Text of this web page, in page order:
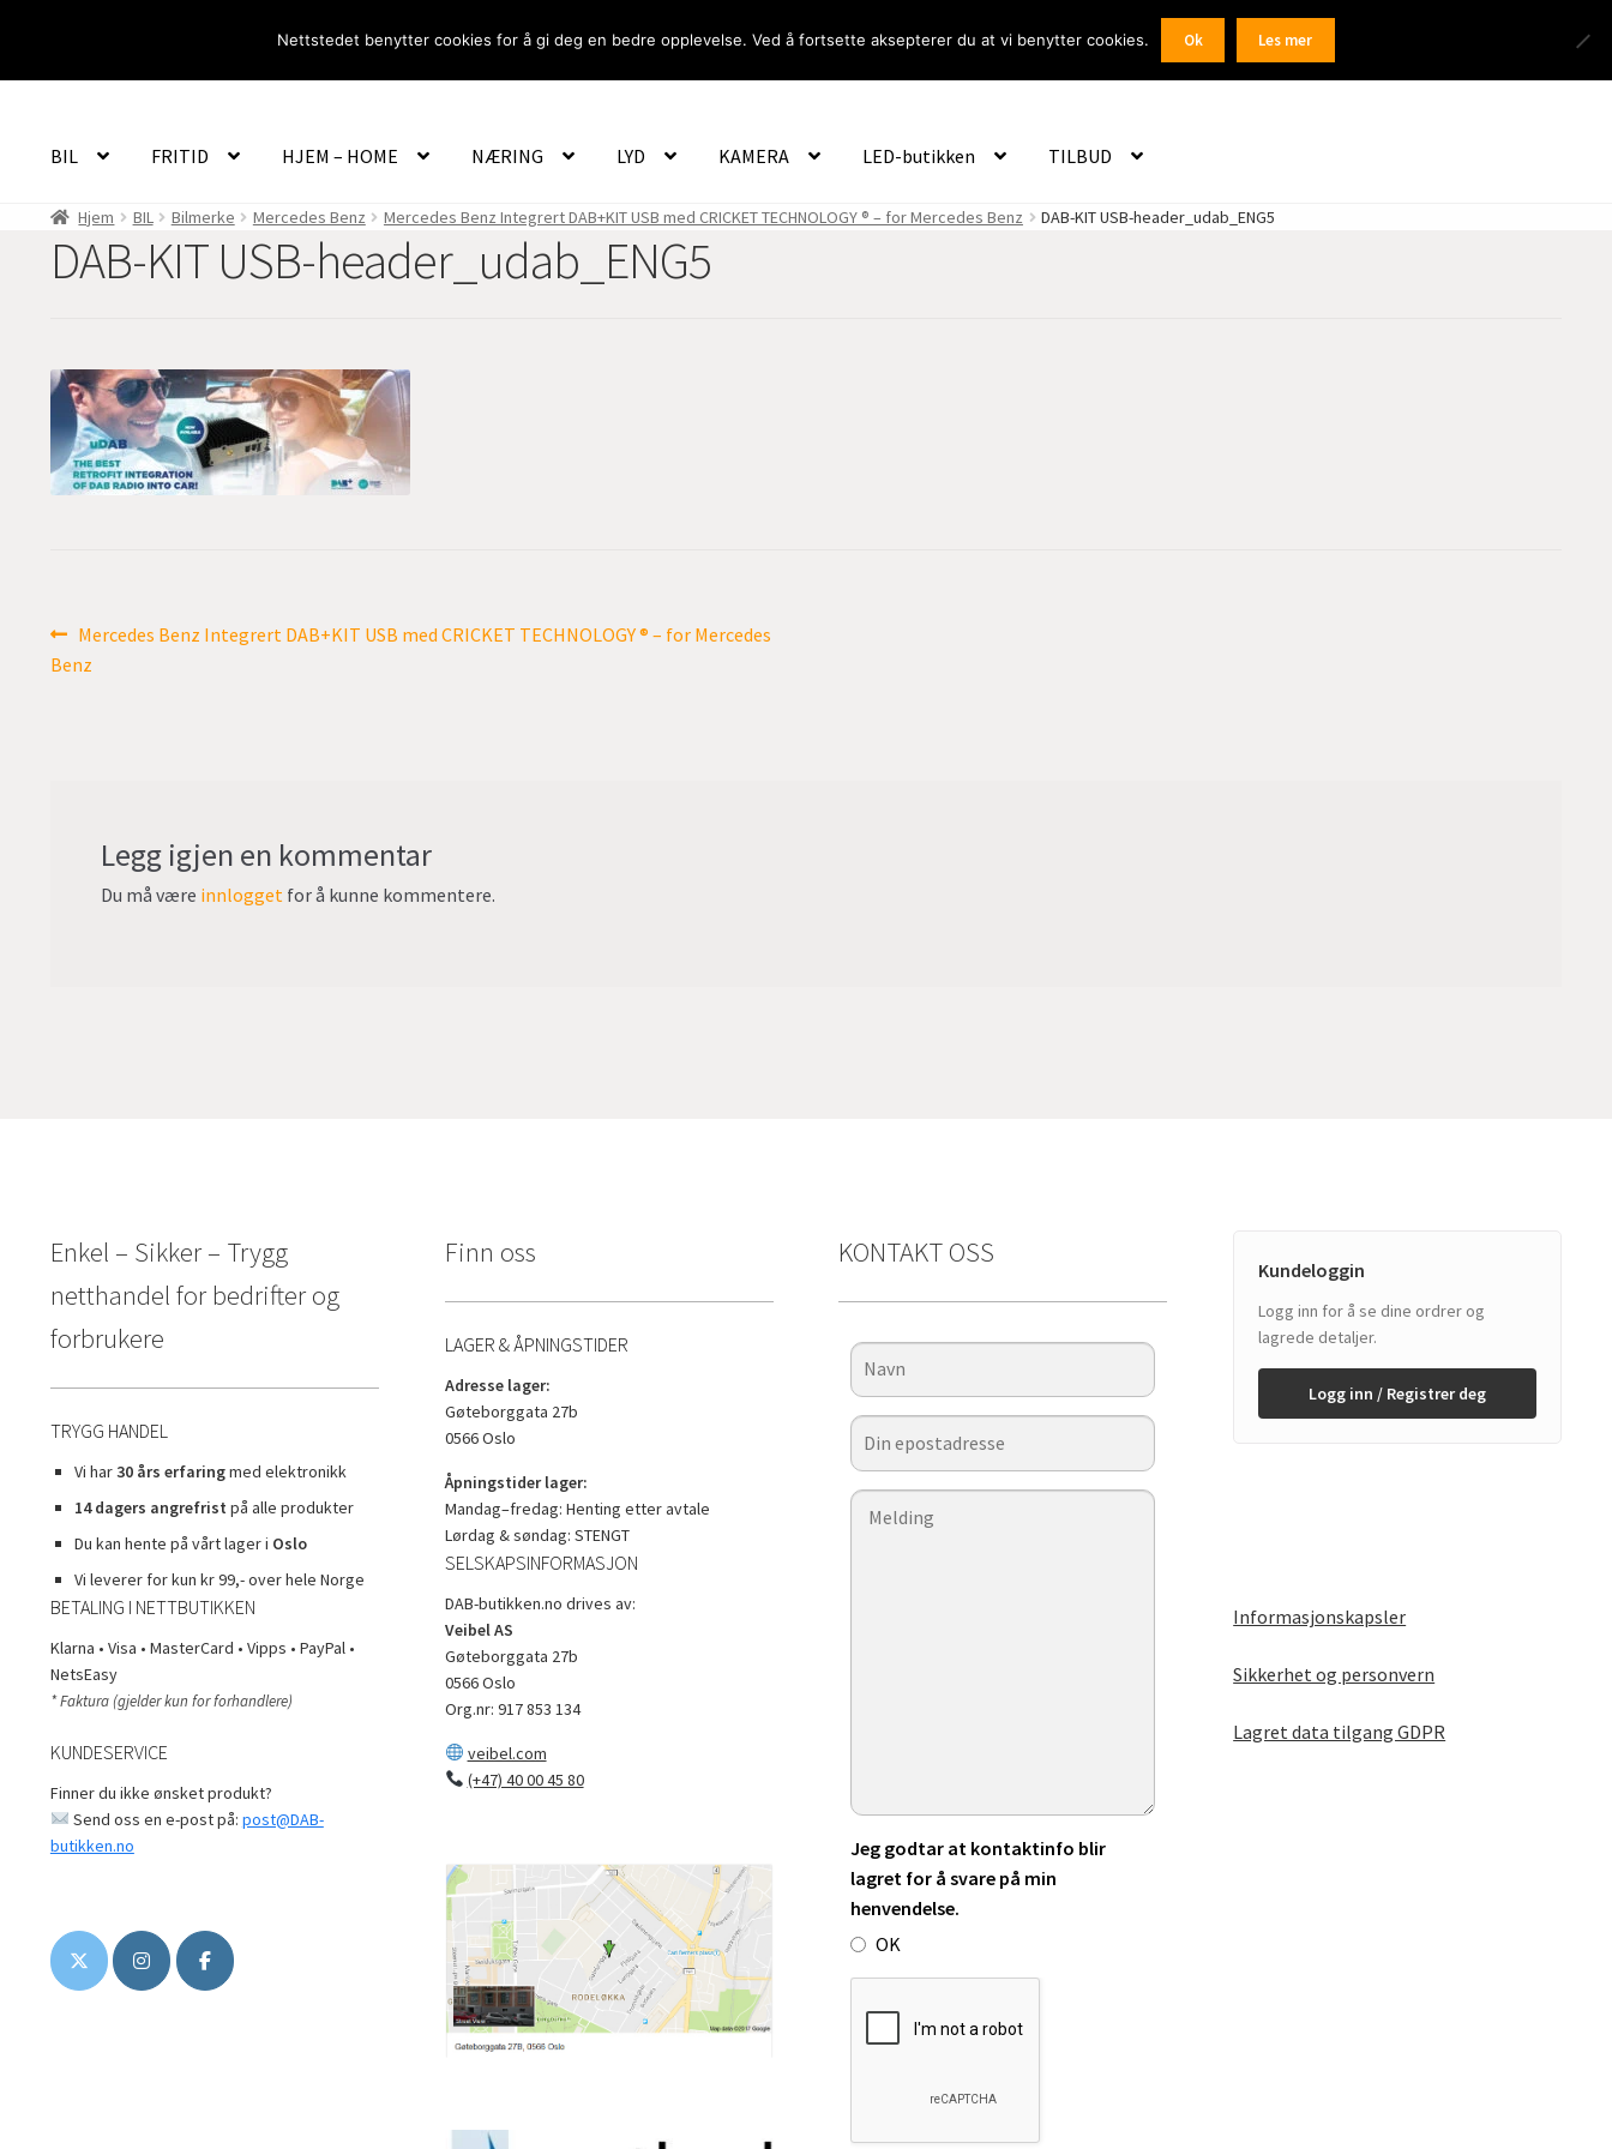
Om Oss Logg inn / Registrer
Products
search
BIL FRITID HJEM – HOME NÆRING LYD KAMERA LED-butikken TILBUD
Hjem BIL Bilmerke Mercedes Benz Mercedes Benz Integrert DAB+KIT USB med CRICKET TECHNOLOGY ® – for Mercedes Benz DAB-KIT USB-header_udab_ENG5
DAB-KIT USB-header_udab_ENG5
Innleggsnavigasjon
Forrige
innlegg:
Mercedes Benz Integrert DAB+KIT USB med CRICKET TECHNOLOGY ® – for Mercedes
Benz
Legg igjen en kommentar
Du må være innlogget for å kunne kommentere.
Enkel – Sikker – Trygg
netthandel for bedrifter og
forbrukere
TRYGG HANDEL
Vi har30 års erfaringmed elektronikk
14 dagers angrefrist på alle produkter
Du kan hente på vårt lager i Oslo
Vi leverer for kun kr 99,- over hele Norge
BETALING I NETTBUTIKKEN
Klarna • Visa • MasterCard • Vipps • PayPal •
NetsEasy
* Faktura (gjelder kun for forhandlere)
KUNDESERVICE
Finner du ikke ønsket produkt?
Send oss en e-post på: post@DAB-
butikken.no
Finn oss
LAGER & ÅPNINGSTIDER
Adresse lager:
Gøteborggata 27b
0566 Oslo
Åpningstider lager:
Mandag–fredag: Henting etter avtale
Lørdag & søndag: STENGT
SELSKAPSINFORMASJON
DAB-butikken.no drives av:
Veibel AS
Gøteborggata 27b
0566 Oslo
Org.nr: 917 853 134
veibel.com
(+47) 40 00 45 80
KONTAKT OSS
Jeg godtar at kontaktinfo blir
lagret for å svare på min
henvendelse.
OK
Kundeloggin
Logg inn for å se dine ordrer og
lagrede detaljer.
Logg inn / Registrer deg
Informasjonskapsler
Sikkerhet og personvern
Lagret data tilgang GDPR
Nettstedet benytter cookies for å gi deg en bedre opplevelse. Ved å fortsette aksepterer du at vi benytter cookies. Ok Les mer